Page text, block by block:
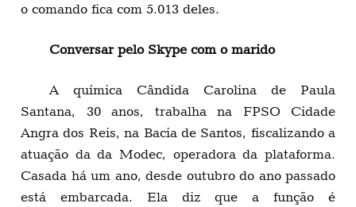
o comando fica com 5.013 deles.
Conversar pelo Skype com o marido
A química Cândida Carolina de Paula
Santana, 30 anos, trabalha na FPSO Cidade
Angra dos Reis, na Bacia de Santos, fiscalizando a
atuação da da Modec, operadora da plataforma.
Casada há um ano, desde outubro do ano passado
está embarcada. Ela diz que a função é